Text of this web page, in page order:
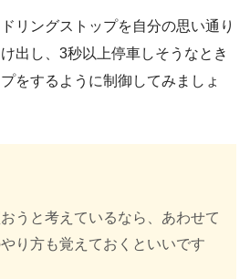
リングストップを自分の思い通り
出し、3秒以上停車しそうなとき
をするように制御してみましょ
うと考えているなら、あわせて
り方も覚えておくといいです